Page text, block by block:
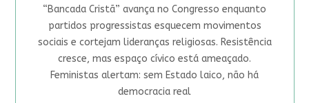
“Bancada Cristã” avança no Congresso enquanto
partidos progressistas esquecem movimentos
sociais e cortejam lideranças religiosas. Resistência
cresce, mas espaço cívico está ameaçado.
Feministas alertam: sem Estado laico, não há
democracia real